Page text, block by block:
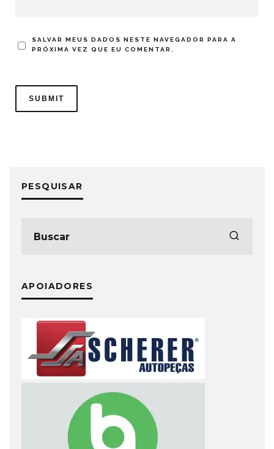
SALVAR MEUS DADOS NESTE NAVEGADOR PARA A
PRÓXIMA VEZ QUE EU COMENTAR.
PESQUISAR
APOIADORES